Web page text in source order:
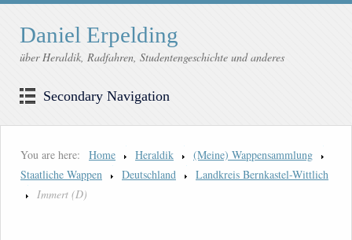
Daniel Erpelding
über Heraldik, Radfahren, Studentengeschichte und anderes
Secondary Navigation
You are here: Home Heraldik
(Meine) Wappensammlung
Staatliche Wappen
Deutschland
Landkreis Bernkastel-Wittlich
Immert (D)